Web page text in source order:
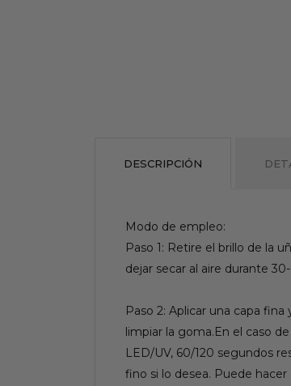
DESCRIPCIÓN
Modo de empleo:
Paso 1: Retire el brillo de la
dejar secar al aire durante
Paso 2: Aplicar una capa
limpiar la goma.En el caso
LED/UV, 60/120 segundos
fino si lo desea. Puede